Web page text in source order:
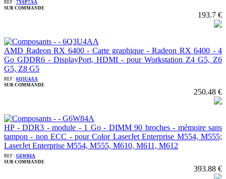
REF : 7Y6P7AA
SUR COMMANDE
193.7 €
AMD Radeon RX 6400 - Carte graphique - Radeon RX 6400 - 4
Go GDDR6 - DisplayPort, HDMI - pour Workstation Z4 G5, Z6
G5, Z8 G5
REF : 6Q3U4AA
SUR COMMANDE
250.48 €
HP - DDR3 - module - 1 Go - DIMM 90 broches - mémoire sans
tampon - non ECC - pour Color LaserJet Enterprise M554, M555;
LaserJet Enterprise M554, M555, M610, M611, M612
REF : G6W84A
SUR COMMANDE
393.88 €